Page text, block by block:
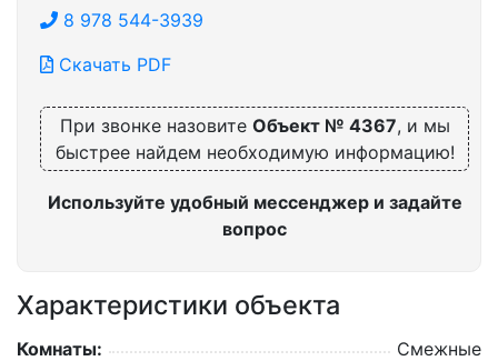
8 978 544-3939
Скачать PDF
При звонке назовите Объект № 4367, и мы
быстрее найдем необходимую информацию!
Используйте удобный мессенджер и задайте
вопрос
Характеристики объекта
Комнаты:
Смежные